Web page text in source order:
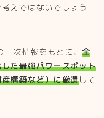
えではないでしょう
次情報をもとに、 全
た最強パワースポット
構築など）に厳選して